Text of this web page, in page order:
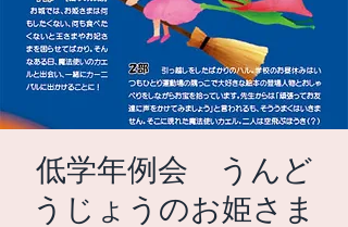
低学年例会 うんど
うじょうのお姫さま